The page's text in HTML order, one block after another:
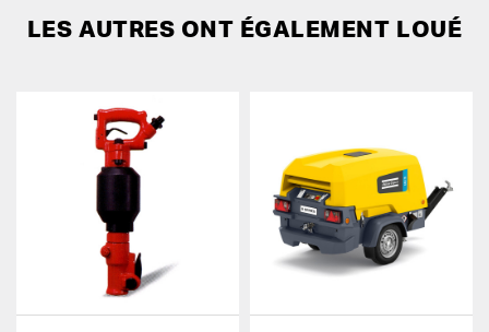
LES AUTRES ONT ÉGALEMENT LOUÉ